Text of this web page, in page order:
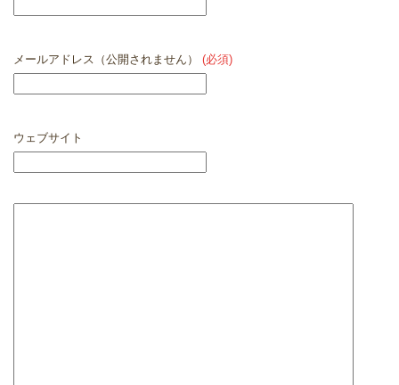
メールアドレス（公開されません） (必須)
ウェブサイト